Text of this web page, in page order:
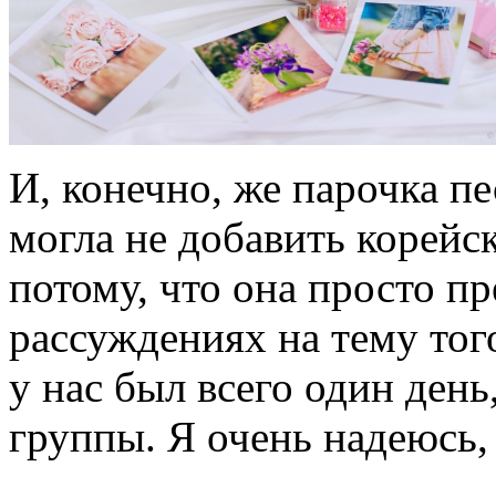
И, конечно, же парочка
могла не добавить
потому, что она просто
рассуждениях на тему
у нас был всего один
группы. Я очень